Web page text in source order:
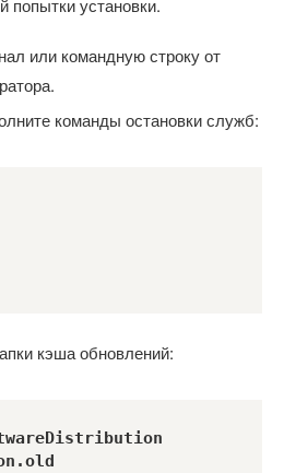
попытки установки.
или командную строку от
команды остановки служб:
кэша обновлений: